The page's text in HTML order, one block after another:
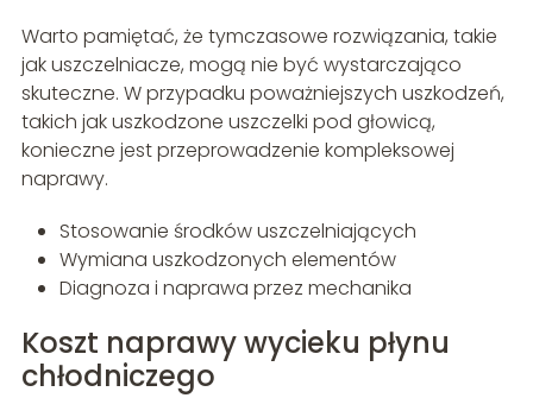
Warto pamiętać, że tymczasowe rozwiązania, takie
jak uszczelniacze, mogą nie być wystarczająco
skuteczne. W przypadku poważniejszych uszkodzeń,
takich jak uszkodzone uszczelki pod głowicą,
konieczne jest przeprowadzenie kompleksowej
naprawy.
Stosowanie środków uszczelniających
Wymiana uszkodzonych elementów
Diagnoza i naprawa przez mechanika
Koszt naprawy wycieku płynu
chłodniczego